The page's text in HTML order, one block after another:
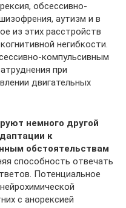
обсессивно-
аутизм и в
из этих расстройств
негибкости.
компульсивным
при
двигательных
немного другой
к
обстоятельствам
способность отвечать
Потенциальное
с анорексией